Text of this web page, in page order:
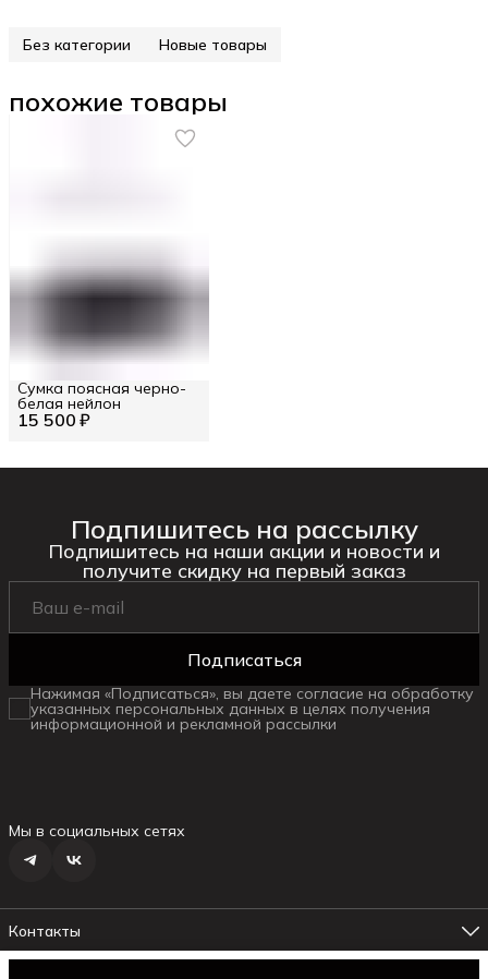
Без категории Новые товары
похожие товары
15 500 ₽
Сумка поясная черно-
белая нейлон
Подпишитесь на рассылку
Подпишитесь на наши акции и новости и
получите скидку на первый заказ
Подписаться
Нажимая «Подписаться», вы даете согласие на обработку
указанных персональных данных в целях получения
информационной и рекламной рассылки
Мы в социальных сетях
Контакты
Адрес магазина №1